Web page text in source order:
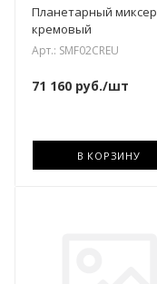
Планетарный миксер
кремовый
Арт.: SMF02CREU
71 160 руб./шт
В КОРЗИНУ